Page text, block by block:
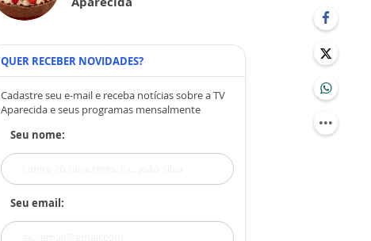
QUER RECEBER NOVIDADES?
Cadastre seu e-mail e receba notícias sobre a TV
Aparecida e seus programas mensalmente
Seu nome:
Seu email: